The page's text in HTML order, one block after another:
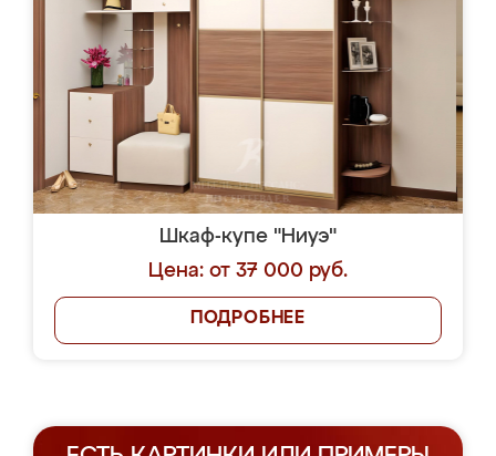
Шкаф-купе "Ниуэ"
Цена: от 37 000 руб.
ПОДРОБНЕЕ